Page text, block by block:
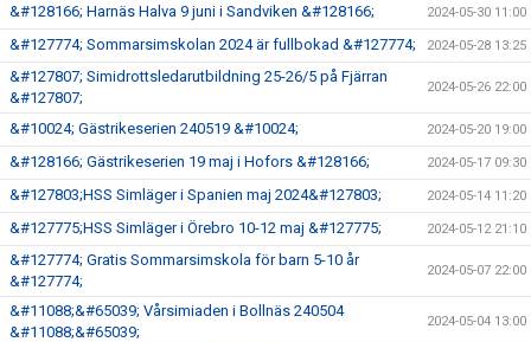
&#128166; Harnäs Halva 9 juni i Sandviken &#128166; 2024-05-30 11:00
&#127774; Sommarsimskolan 2024 är fullbokad &#127774; 2024-05-28 13:25
&#127807; Simidrottsledarutbildning 25-26/5 på Fjärran
&#127807;
2024-05-26 22:00
&#10024; Gästrikeserien 240519 &#10024; 2024-05-20 19:00
&#128166; Gästrikeserien 19 maj i Hofors &#128166; 2024-05-17 09:30
&#127803;HSS Simläger i Spanien maj 2024&#127803; 2024-05-14 11:20
&#127775;HSS Simläger i Örebro 10-12 maj &#127775; 2024-05-12 21:10
&#127774; Gratis Sommarsimskola för barn 5-10 år
&#127774;
2024-05-07 22:00
&#11088;&#65039; Vårsimiaden i Bollnäs 240504
&#11088;&#65039;
2024-05-04 13:00